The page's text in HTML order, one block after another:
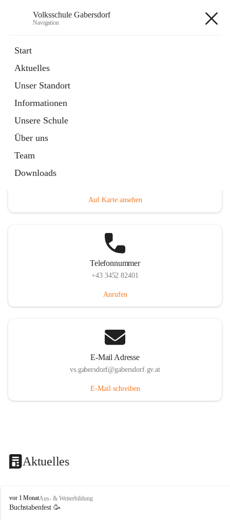
Volksschule Gabersdorf
Navigation
Start
Aktuelles
Unser Standort
Informationen
Unsere Schule
Über uns
Team
Downloads
Artikel
in
Tab
Auf Karte ansehen
Telefonnummer
+43 3452 82401
Anrufen
E-Mail Adresse
vs.gabersdorf@gabersdorf.gv.at
E-Mail schreiben
Aktuelles
V
o
vor 1 MonatAus- & Weiterbildung
Buchstabenfest 🥳